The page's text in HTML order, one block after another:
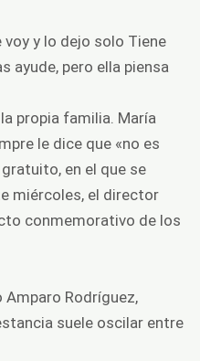
y lo dejo solo Tiene
ayude, pero ella piensa
propia familia. María
le dice que «no es
en el que se
miércoles, el director
conmemorativo de los
Rodríguez,
suele oscilar entre